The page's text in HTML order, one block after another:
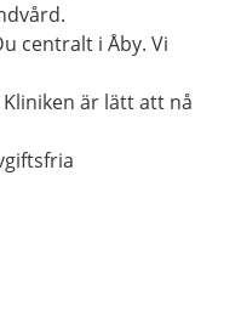
centralt i Åby. Vi
är lätt att nå